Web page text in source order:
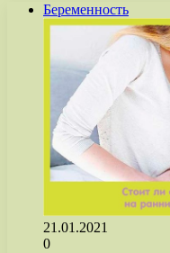
Беременность
21.01.2021
0